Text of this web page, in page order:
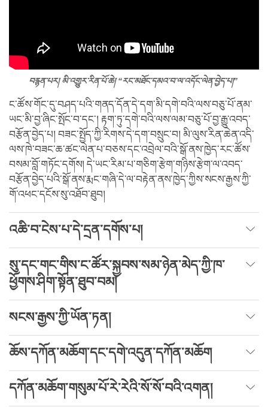
བརྙན་པར། མི་འགྱུར་རིན་པོ་ཆེ། “རང་མཐོང་དམའ་བ་ལ་འདོང་ལེན་བྱེད་པ།”
ང་ཚོས་གོང་དུ་བཤད་པའི་གནད་དོན་དེ་དག་མི་དགེ་བའི་ལས་བཅུ་པོ་ནམ་
ཡང་མི་བྱ་ཞིང་སྤོང་བ་དང་། རྟག་ཏུ་དགེ་བའི་ལས་ལམ་བཅུ་པོ་བྱ་རྒྱུ་འབད་
བརྩོན་བྱེད་པ། བཟང་སྤྱོད་ཀྱི་རིགས་དེ་དག་བསྲུང་བ། མི་ལུས་རིན་ཆེན་འདི་
ལས་ཁེ་བཟང་ཆ་ཚང་ལེན་པ་བཅས་དང་འབྲེལ་བའི་སྒོ་ནས་ཁྱེད་རང་ཚོས་
བསམ་བློ་གཏོང་དགོས། དེ་ཡང་རིམ་པ་གཅིག་རྩེག་གཉིས་རྩེག་ལ་འབད་
བརྩོན་བྱེད་པའི་སྒོ་ནས་རྨང་གཞི་དེ་ལ་བརྟེན་ནས་ཁྱེད་ཀྱིས་སངས་རྒྱས་ཀྱི་
གོ་འཕང་དངོས་སུ་འཐོབ་ཐུབ།
འཆི་བ་ངེས་པ་དེ་དྲན་དགོས་པ།
སུ་དང་གང་གིས་ང་ཚོར་སྐྱབས་སམ་ཉེན་མེད་ཀྱི་ཁ་
ཕྱོགས་ཤིག་སྟོན་ཐུབ་བམ།
སངས་རྒྱས་ཀྱི་ཡོན་ཏན།
ཆོས་དཀོན་མཆོག་དང་དགེ་འདུན་དཀོན་མཆོག
དཀོན་མཆོག་གསུམ་པོ་རེ་རེའི་སོ་སོ་བའི་འགན།